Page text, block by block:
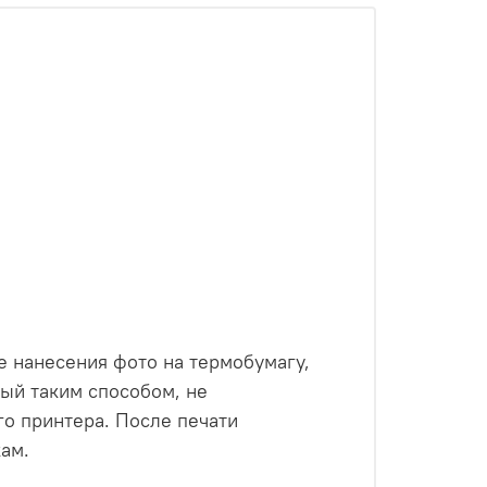
нанесения фото на термобумагу,
таким способом, не
принтера. После печати